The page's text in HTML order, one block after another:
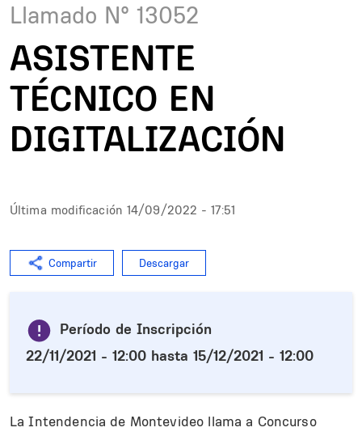
Llamado N° 13052
ASISTENTE
TÉCNICO EN
DIGITALIZACIÓN
Última modificación 14/09/2022 - 17:51
Compartir Descargar
Período de Inscripción
22/11/2021 - 12:00 hasta 15/12/2021 - 12:00
La Intendencia de Montevideo llama a Concurso